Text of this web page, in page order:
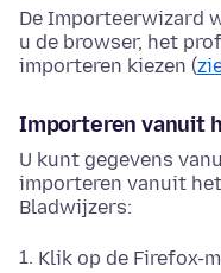
De Importeerwizard
u de browser, het
importeren kiezen (
Importeren vanuit
U kunt gegevens
importeren vanuit
Bladwijzers:
Klik op de Firefox-